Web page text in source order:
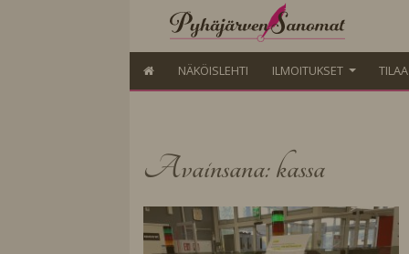
NÄKÖISLEHTI ILMOITUKSET
Avainsana: kassa